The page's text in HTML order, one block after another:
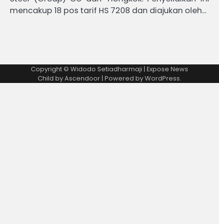
mencakup 18 pos tarif HS 7208 dan diajukan oleh…
Copyright © Widodo Setiadharmaji | Expose News
Child byAscendoor| Powered byWordPress.